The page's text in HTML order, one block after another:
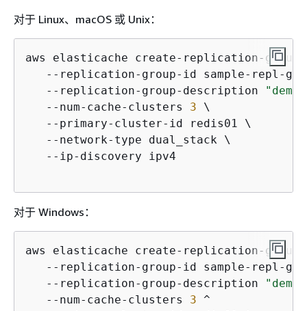
对于 Linux、macOS 或 Unix：
aws elasticache create-replication-group
--replication-group-id sample-repl-
   --replication-group-description
   --num-cache-clusters
3 \
   --primary-cluster-id redis01 \
   --network-type dual_stack \
   --ip-discovery ipv4
对于 Windows：
aws elasticache create-replication-group
--replication-group-id sample-repl-
   --replication-group-description
   --num-cache-clusters
3 ^